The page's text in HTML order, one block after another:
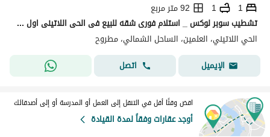
1
1
92 متر مربع
تشطيب سوبر لوكس _ استلام فورى شقه للبيع فى الحى اللاتينى اول صف على البحر فى برايم الوكيشن بجوار مزارين بالقرب من مطار العلمين مراسى وهاسيندا باى
الحي اللاتيني، العلمين، الساحل الشمالي، مطروح
الإيميل
اتصل
اقض وقتًا أقل في التنقل إلى العمل أو المدرسة أو إلى أصدقائك
أوجد عقارات وفقاً لمدة القيادة